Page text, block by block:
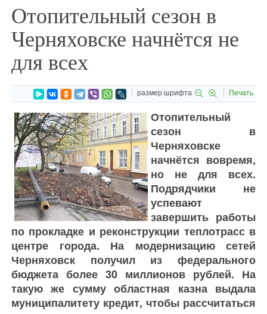
Отопительный сезон в
Черняховске начнётся не
для всех
размер шрифта Печать
Отопительный
сезон в
Черняховске
начнётся вовремя,
но не для всех.
Подрядчики не
успевают
завершить работы
по прокладке и реконструкции теплотрасс в
центре города. На модернизацию сетей
Черняховск получил из федерального
бюджета более 30 миллионов рублей. На
такую же сумму областная казна выдала
муниципалитету кредит, чтобы рассчитаться